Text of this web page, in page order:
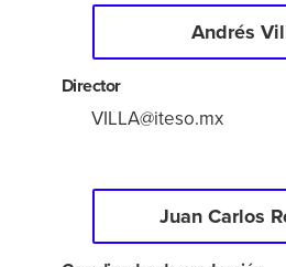
Explora sitios web,
Andrés
Director
VILLA@iteso.mx
Juan Carlos